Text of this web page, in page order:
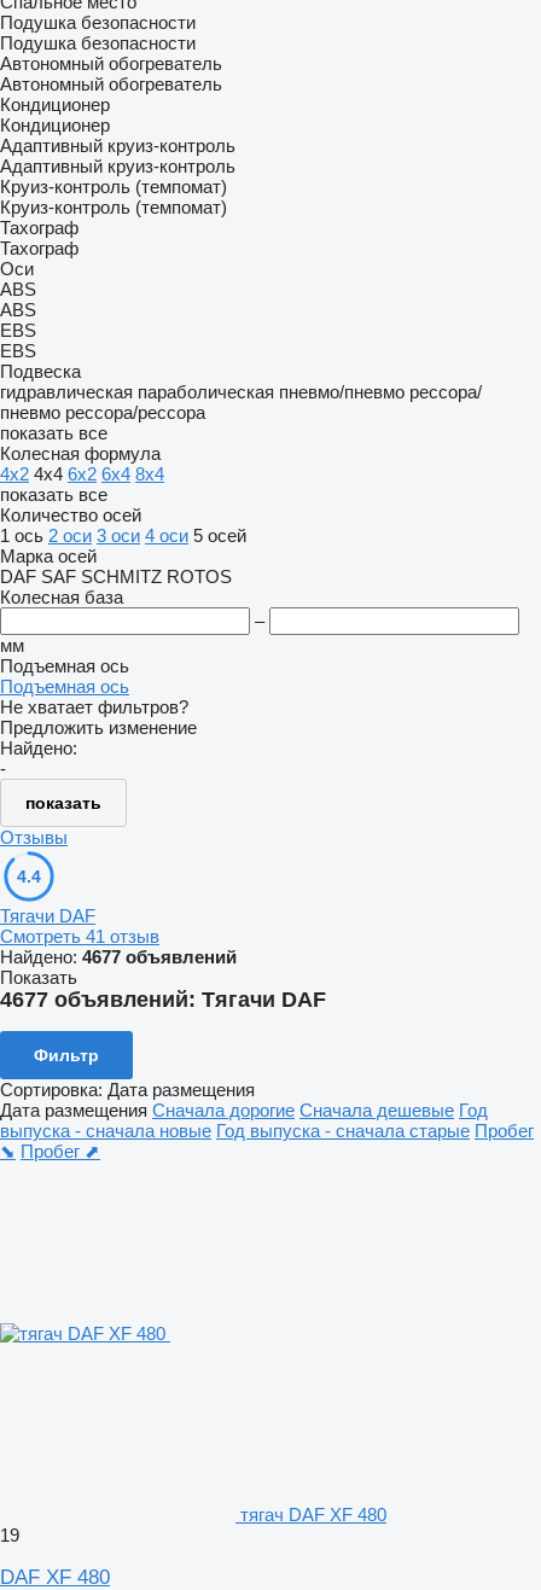
Подушка безопасности
Подушка безопасности
Автономный обогреватель
Автономный обогреватель
Кондиционер
Кондиционер
Адаптивный круиз-контроль
Адаптивный круиз-контроль
Круиз-контроль (темпомат)
Круиз-контроль (темпомат)
Тахограф
Тахограф
Оси
ABS
ABS
EBS
EBS
Подвеска
гидравлическая параболическая пневмо/пневмо рессора/
пневмо рессора/рессора
показать все
Колесная формула
4x2 4x4 6x2 6x4 8x4
показать все
Количество осей
1 ось 2 оси 3 оси 4 оси 5 осей
Марка осей
DAF SAF SCHMITZ ROTOS
Колесная база
–
мм
Подъемная ось
Подъемная ось
Не хватает фильтров?
Предложить изменение
Найдено:
-
показать
Отзывы
4.4
Тягачи DAF
Смотреть 41 отзыв
Найдено: 4677 объявлений
Показать
4677 объявлений: Тягачи DAF
Фильтр
Сортировка: Дата размещения
Дата размещения Сначала дорогие Сначала дешевые Год
выпуска - сначала новые Год выпуска - сначала старые Пробег
⬊ Пробег ⬈
тягач DAF XF 480
19
DAF XF 480